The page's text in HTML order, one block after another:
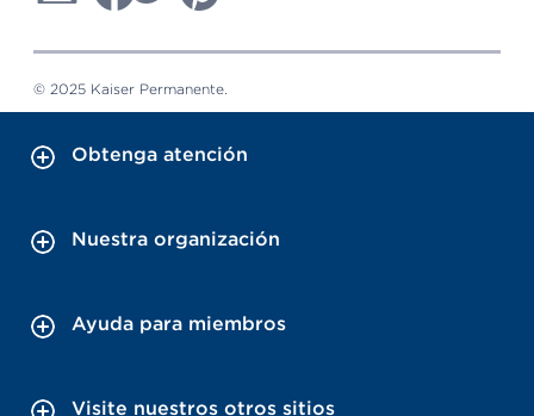
© 2025 Kaiser Permanente.
Obtenga atención
Nuestra organización
Ayuda para miembros
Visite nuestros otros sitios